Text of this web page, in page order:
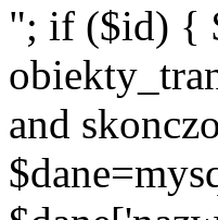
"; if ($id) {
and